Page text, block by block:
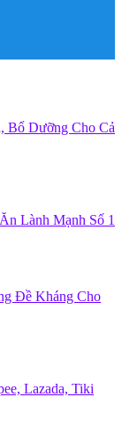
Bổ Dưỡng Cho Cả
Lành Mạnh Số 1
Đề Kháng Cho
Lazada, Tiki